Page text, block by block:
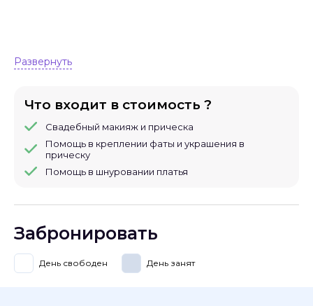
Развернуть
Что входит в стоимость ?
Свадебный макияж и прическа
Помощь в креплении фаты и украшения в
прическу
Помощь в шнуровании платья
Забронировать
День свободен День занят